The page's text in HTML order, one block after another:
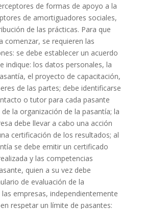
de formas de apoyo a la
de amortiguadores sociales,
de las prácticas. Para que
comenzar, se requieren las
se debe establecer un acuerdo
indique: los datos personales, la
el proyecto de capacitación,
de las partes; debe identificarse
o tutor para cada pasante
la organización de la pasantía; la
debe llevar a cabo una acción
certificación de los resultados; al
se debe emitir un certificado
y las competencias
quien a su vez debe
de evaluación de la
empresas, independientemente
respetar un límite de pasantes: